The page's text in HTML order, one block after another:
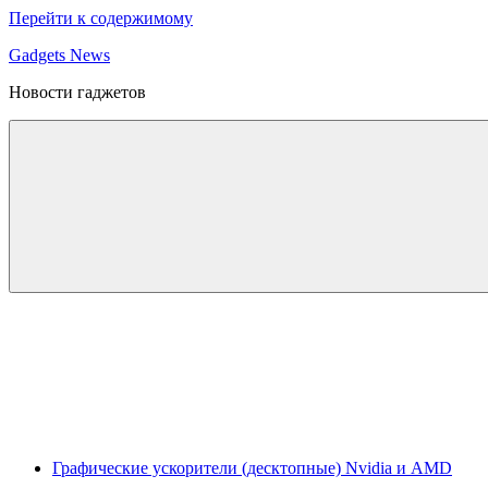
Перейти к содержимому
Gadgets News
Новости гаджетов
Графические ускорители (десктопные) Nvidia и AMD